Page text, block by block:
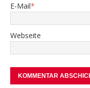
E-Mail*
Webseite